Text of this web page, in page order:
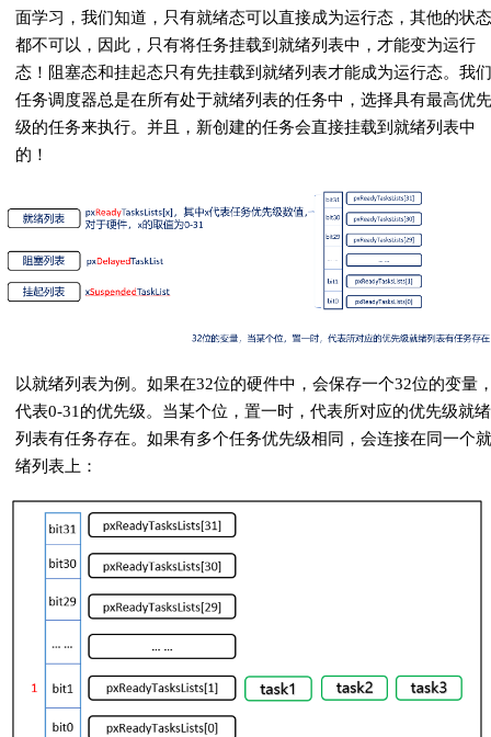
面学习，我们知道，只有就绪态可以直接成为运行态，其他的状态
都不可以，因此，只有将任务挂载到就绪列表中，才能变为运行
态！阻塞态和挂起态只有先挂载到就绪列表才能成为运行态。我们
任务调度器总是在所有处于就绪列表的任务中，选择具有最高优先
级的任务来执行。并且，新创建的任务会直接挂载到就绪列表中
的！
以就绪列表为例。如果在32位的硬件中，会保存一个32位的变量
代表0-31的优先级。当某个位，置一时，代表所对应的优先级就绪
列表有任务存在。如果有多个任务优先级相同，会连接在同一个就
绪列表上：